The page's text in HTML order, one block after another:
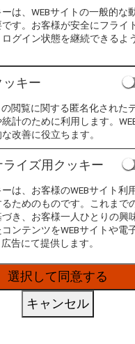
First Corporation
のホテル
お済みですか？ANAマイレ
の約100万軒のホテルが利用
テル」サービスを使って、ホ
。
ば、ANAマイレージクラブ
なホテルを選ぶだけで、マ
。ご家族でプール付きのホ
ーズにお応えするホテルを
は、WEBサイトの一般的な
す。お客様が安全にフライ
グイン状態を継続できるよ
キー
の閲覧に関する匿名化された
計のために利用します。
改善に役立ちます。
イズ用クッキー
は、お客様のWEBサイト利
るためのものです。これまで
き、お客様一人ひとりの興
ンテンツをWEBサイトや電
告にて提供します。
選択して同意する
キャンセル